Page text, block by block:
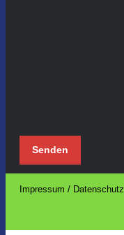
Impressum / Datenschutz